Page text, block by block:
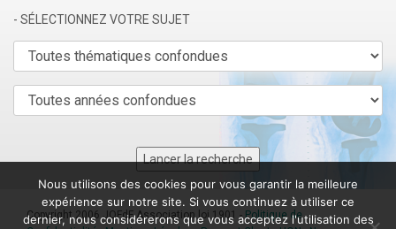
- SÉLECTIONNEZ VOTRE SUJET
Nous utilisons des cookies pour vous garantir la meilleure
expérience sur notre site. Si vous continuez à utiliser ce
dernier, nous considérerons que vous acceptez l'utilisation des
Copyright 2006 JOFdF Association loi 1901 -Politique de